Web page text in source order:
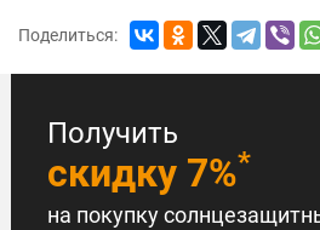
Поделиться:
Получить
скидку 7%*
на покупку